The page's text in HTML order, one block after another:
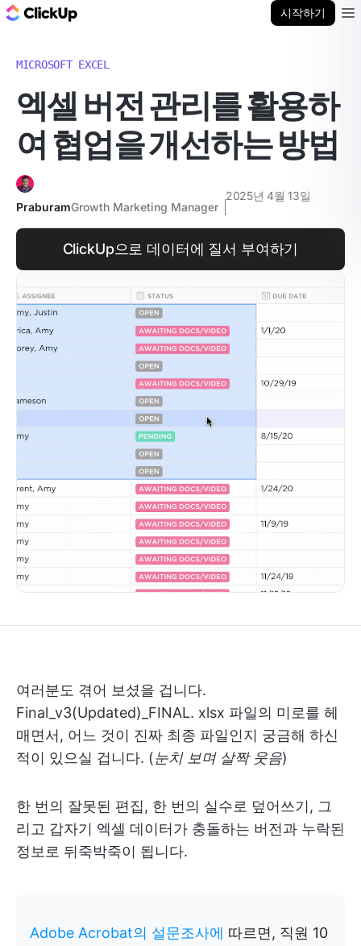
시작하기
MICROSOFT EXCEL
엑셀 버전 관리를 활용하
여 협업을 개선하는 방법
PraburamGrowth Marketing Manager
2025년 4월 13일
ClickUp으로 데이터에 질서 부여하기
여러분도 겪어 보셨을 겁니다.
Final_v3(Updated)_FINAL. xlsx 파일의 미로를 헤
매면서, 어느 것이 진짜 최종 파일인지 궁금해 하신
적이 있으실 겁니다. (눈치 보며 살짝 웃음)
한 번의 잘못된 편집, 한 번의 실수로 덮어쓰기, 그
리고 갑자기 엑셀 데이터가 충돌하는 버전과 누락된
정보로 뒤죽박죽이 됩니다.
Adobe Acrobat의 설문조사에 따르면, 직원 10